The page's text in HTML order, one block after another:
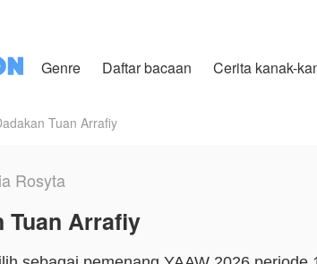
Genre Daftar bacaan Cerita kanak-
Tuan Arrafiy
Rosyta
Tuan Arrafiy